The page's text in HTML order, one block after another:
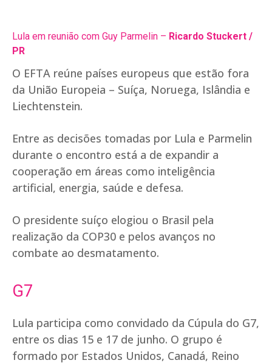
Lula em reunião com Guy Parmelin – Ricardo Stuckert /
PR
O EFTA reúne países europeus que estão fora
da União Europeia – Suíça, Noruega, Islândia e
Liechtenstein.
Entre as decisões tomadas por Lula e Parmelin
durante o encontro está a de expandir a
cooperação em áreas como inteligência
artificial, energia, saúde e defesa.
O presidente suíço elogiou o Brasil pela
realização da COP30 e pelos avanços no
combate ao desmatamento.
G7
Lula participa como convidado da Cúpula do G7,
entre os dias 15 e 17 de junho. O grupo é
formado por Estados Unidos, Canadá, Reino